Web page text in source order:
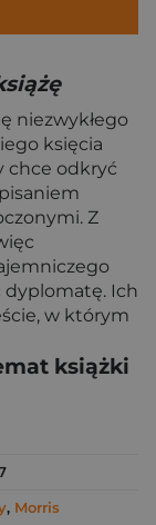
niezwykłego
księcia
chce odkryć
Z
Ich
w którym
książki
, Morris